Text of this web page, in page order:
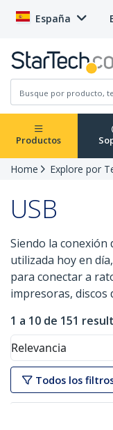
España
Productos
Home Explore por
USB
Siendo la
utilizada hoy en
para conectar a
impresoras, discos
1 a 10 de 151
Relevancia
Todos los